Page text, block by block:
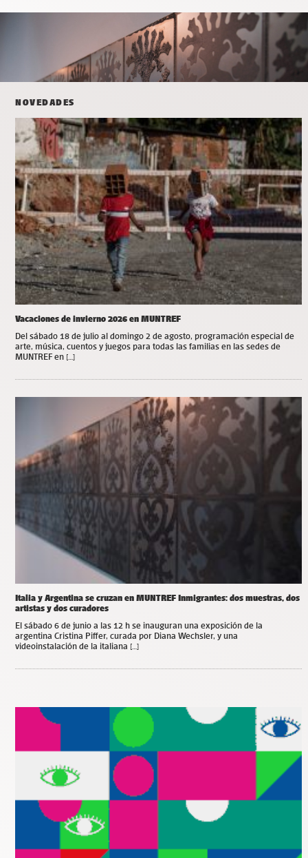
NOVEDADES
Vacaciones de invierno 2026 en MUNTREF
Del sábado 18 de julio al domingo 2 de agosto, programación especial de
arte, música, cuentos y juegos para todas las familias en las sedes de
MUNTREF en […]
Italia y Argentina se cruzan en MUNTREF Inmigrantes: dos muestras, dos
artistas y dos curadores
El sábado 6 de junio a las 12 h se inauguran una exposición de la
argentina Cristina Piffer, curada por Diana Wechsler, y una
videoinstalación de la italiana […]